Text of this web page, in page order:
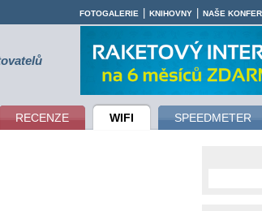
RECENZE WIFI SPEEDMETER
FOTOGALERIE KNIHOVNY NAŠE